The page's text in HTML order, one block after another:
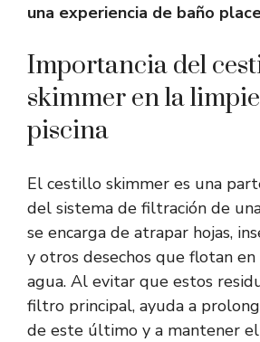
una experiencia de baño
Importancia del
skimmer en la
piscina
El cestillo skimmer es una
del sistema de filtración de
se encarga de atrapar hojas,
y otros desechos que flotan
agua. Al evitar que estos
filtro principal, ayuda a
de este último y a mantener